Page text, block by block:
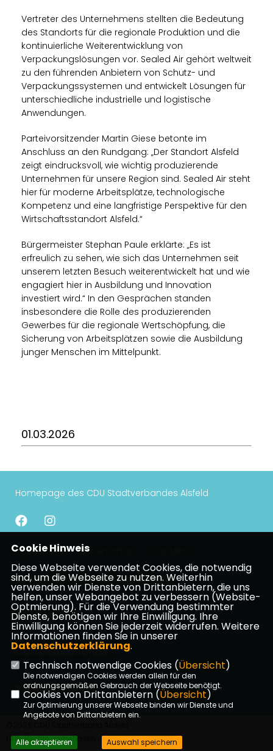
Vertreter des Unternehmens stellten die Bedeutung
des Standorts für die regionale Produktion und die
kontinuierliche Weiterentwicklung von
Verpackungslösungen vor. Sealed Air gehört weltweit
zu den führenden Anbietern von Schutz- und
Verpackungssystemen und entwickelt Lösungen für
unterschiedliche industrielle und logistische
Anwendungen.
Parteivorsitzender Martin Giese betonte im
Anschluss an den Rundgang: „Der Standort Alsfeld
zeigt eindrucksvoll, wie wichtig produzierende
Unternehmen für unsere Region sind. Sealed Air steht
hier für moderne Arbeitsplätze, technologische
Kompetenz und eine langfristige Perspektive für den
Wirtschaftsstandort Alsfeld.“
Bürgermeister Stephan Paule erklärte: „Es ist
erfreulich zu sehen, wie sich das Unternehmen seit
unserem letzten Besuch weiterentwickelt hat und wie
engagiert hier in Ausbildung und Innovation
investiert wird.“ In den Gesprächen standen
insbesondere die Rolle des produzierenden
Gewerbes für die regionale Wertschöpfung, die
Sicherung von Arbeitsplätzen sowie die Ausbildung
junger Menschen im Mittelpunkt.
01.03.2026
Homepage des CDU Stadtverbandes Alsfeld
Impressum Datenschutz
CDU Kreisverband Vogelsberg
CDU Hessen
CDU Deuschlands
Stephan Paule
| Alle Rechte vorbehalten.
Cookie Hinweis
Diese Webseite verwendet Cookies, die notwendig
sind, um die Webseite zu nutzen. Weiterhin
verwenden wir Dienste von Drittanbietern, die uns
helfen, unser Webangebot zu verbessern (Website-
Optmierung). Für die Verwendung bestimmter
Dienste, benötigen wir Ihre Einwilligung. Ihre
Einwilligung können Sie jederzeit widerrufen. Weitere
Informationen finden Sie in unserer
Datenschutzerklärung.
Technisch notwendige Cookies (Übersicht)
Die notwendigen Cookies werden allein für den
ordnungsgemäßen Gebrauch der Webseite benötigt.
Cookies von Drittanbietern (Übersicht)
Zur Optimierung unserer Webseite binden wir Dienste und
Angebote von Drittanbietern ein.
Alle akzeptieren Auswahl speichern